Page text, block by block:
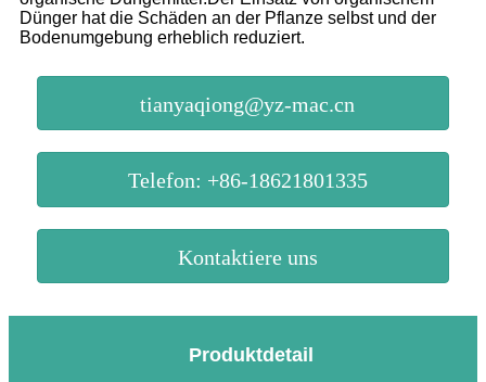
Dünger hat die Schäden an der Pflanze selbst und der
Bodenumgebung erheblich reduziert.
tianyaqiong@yz-mac.cn
Telefon: +86-18621801335
Kontaktiere uns
Produktdetail